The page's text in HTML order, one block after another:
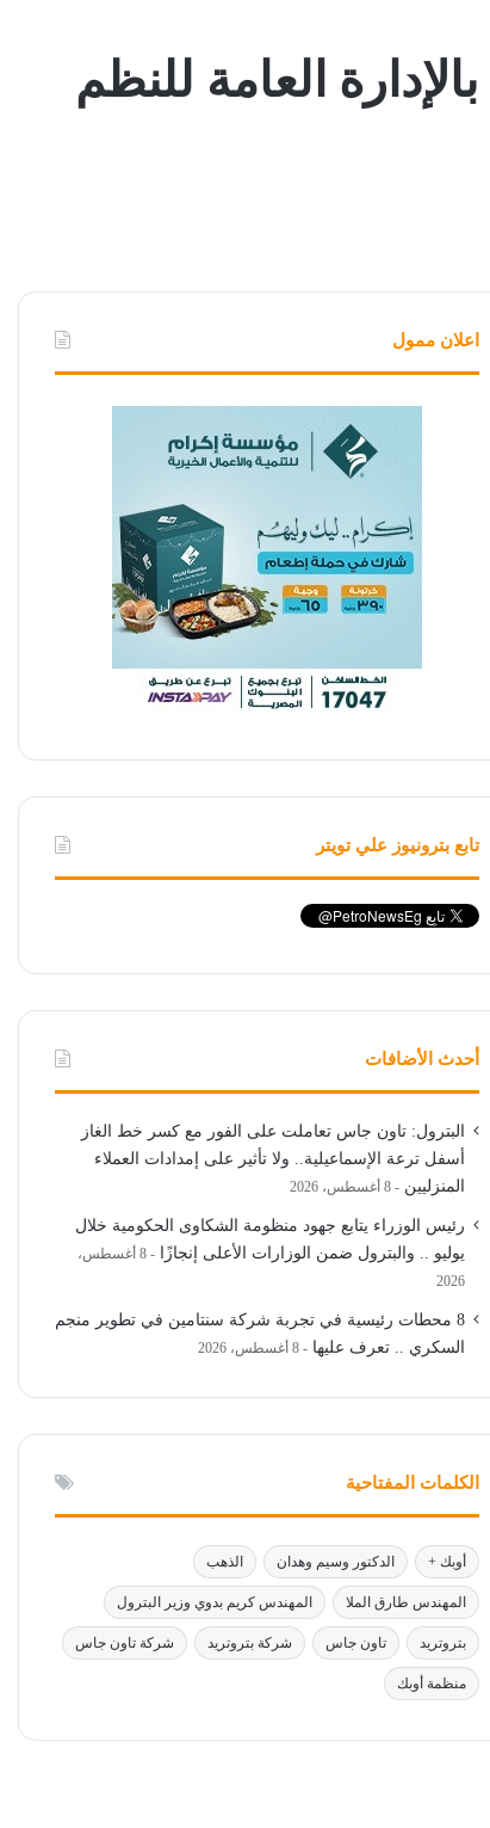
العامة للنظم
اعلان ممول
تابع بترونيوز علي تويتر
أحدث الأضافات
البترول: تاون جاس تعاملت على الفور مع كسر خط الغاز
أسفل ترعة الإسماعيلية.. ولا تأثير على إمدادات العملاء
المنزليين
8 أغسطس، 2026
رئيس الوزراء يتابع جهود منظومة الشكاوى الحكومية خلال
يوليو .. والبترول ضمن الوزارات الأعلى إنجازًا
8 أغسطس،
2026
8 محطات رئيسية في تجربة شركة سنتامين في تطوير منجم
السكري .. تعرف عليها
8 أغسطس، 2026
الكلمات المفتاحية
أوبك + الدكتور وسيم وهدان الذهب
المهندس طارق الملا المهندس كريم بدوي وزير البترول
بتروتريد تاون جاس شركة بتروتريد شركة تاون جاس
منظمة أوبك